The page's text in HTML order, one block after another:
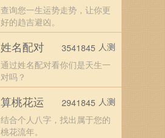
查询您一生运势走势，让你更
好的趋吉避凶。
姓名配对
通过姓名配对看你们是天生一
对吗？
3541845 人测
算桃花运
结合个人八字，找出属于您的
桃花流年。
2941845 人测